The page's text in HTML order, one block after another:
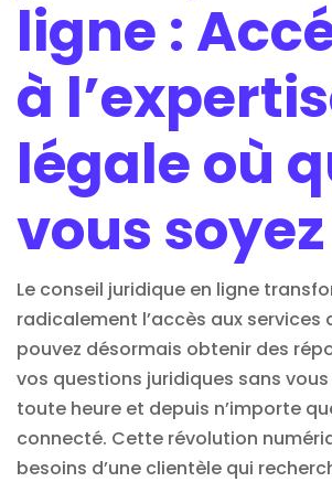
ligne :
à
légale où
vous soyez
Le conseil juridique en ligne
radicalement l’accès aux services
pouvez désormais obtenir des
vos questions juridiques sans
toute heure et depuis n’importe
connecté. Cette révolution
besoins d’une clientèle qui